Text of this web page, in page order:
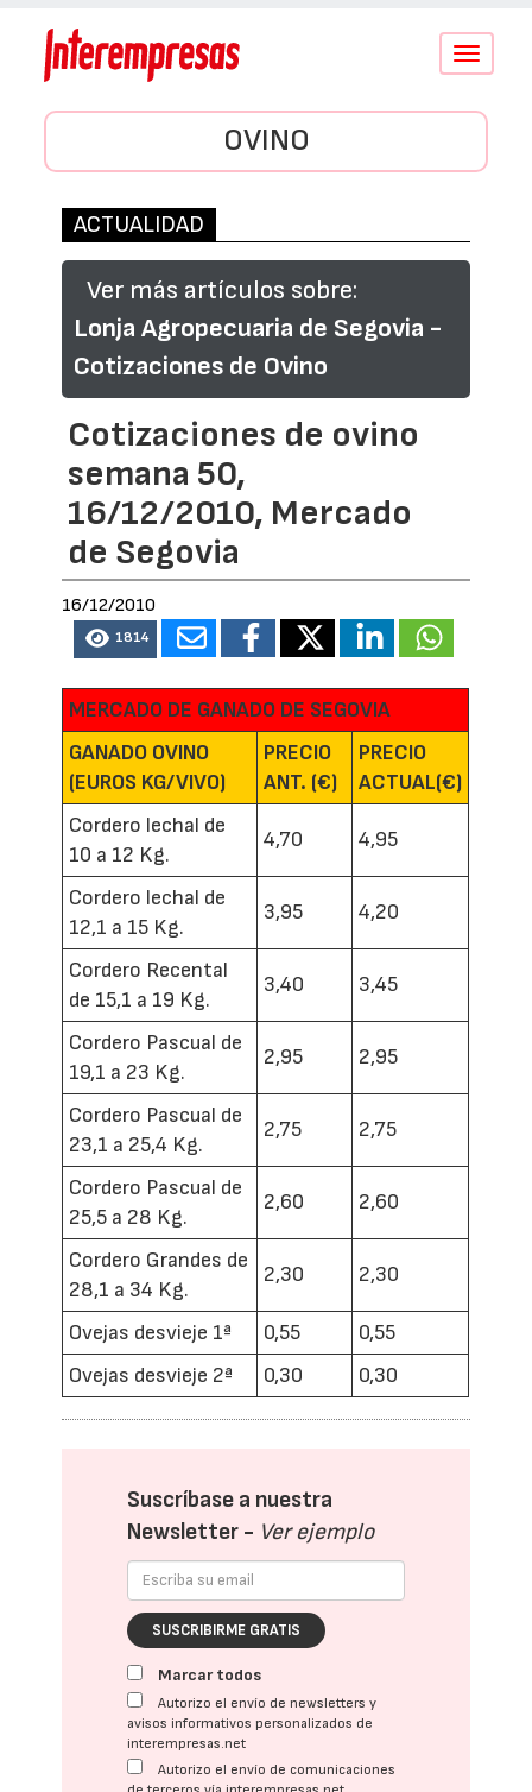
Conmutar
OVINO
ACTUALIDAD
Ver más artículos sobre:
Lonja Agropecuaria de Segovia -
Cotizaciones de Ovino
Cotizaciones de ovino
semana 50,
16/12/2010, Mercado
de Segovia
16/12/2010
1814
MERCADO DE GANADO DE SEGOVIA
GANADO OVINO
(EUROS KG/VIVO)
PRECIO
ANT. (€)
PRECIO
ACTUAL(€)
Cordero lechal de
10 a 12 Kg.
4,70 4,95
Cordero lechal de
12,1 a 15 Kg.
3,95 4,20
Cordero Recental
de 15,1 a 19 Kg.
3,40 3,45
Cordero Pascual de
19,1 a 23 Kg.
2,95 2,95
Cordero Pascual de
23,1 a 25,4 Kg.
2,75 2,75
Cordero Pascual de
25,5 a 28 Kg.
2,60 2,60
Cordero Grandes de
28,1 a 34 Kg.
2,30 2,30
Ovejas desvieje 1ª 0,55
0,55
Ovejas desvieje 2ª
0,30 0,30
Suscríbase a nuestra
Newsletter - Ver ejemplo
SUSCRIBIRME GRATIS
Marcar todos
Autorizo el envío de newsletters y
avisos informativos personalizados de
interempresas.net
Autorizo el envío de comunicaciones